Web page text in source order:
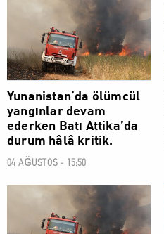
Yunanistan’da ölümcül
yangınlar devam
ederken Batı Attika’da
durum hâlâ kritik.
04 AĞUSTOS - 15:50